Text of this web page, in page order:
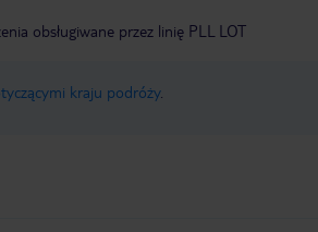
obsługiwane przez linię PLL LOT
kraju podróży.